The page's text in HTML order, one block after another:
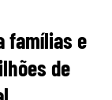
famílias e
de